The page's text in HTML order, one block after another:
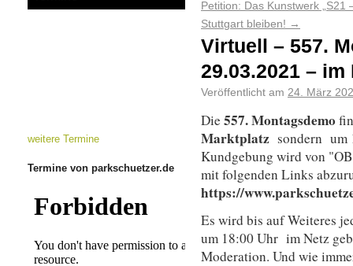
Petition: Das Kunstwerk „S21
Stuttgart bleiben! →
Virtuell – 557.
29.03.2021 – im
Veröffentlicht am 24. März
Die 557. Montagsdemo
Marktplatz sondern um
Kundgebung wird von
mit folgenden Links
https://
Es wird bis auf Weiteres
um 18:00 Uhr im Netz
Moderation. Und wie
weitere Termine
Termine von parkschuetzer.de